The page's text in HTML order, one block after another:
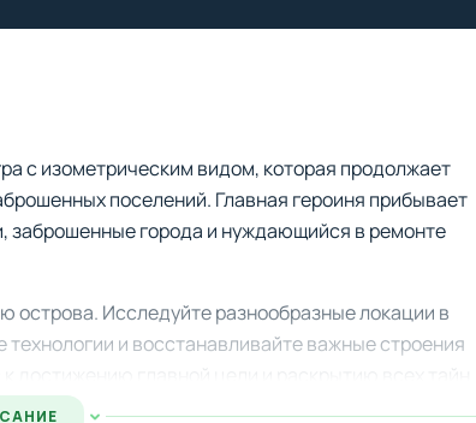
с изометрическим видом, которая продолжает
поселений. Главная героиня прибывает
заброшенные города и нуждающийся в ремонте
острова. Исследуйте разнообразные локации в
и восстанавливайте важные строения